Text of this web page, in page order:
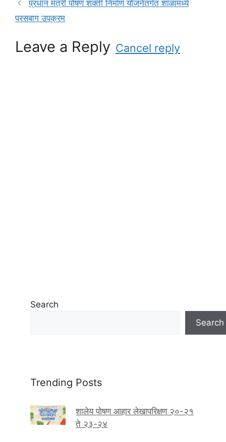
e
s
प्रधान मंत्री पोषण शक्ती निर्माण योजनेंतर्गत शाळांमध्ये
परसबाग उपक्रम
Leave a Reply Cancel reply
Search
Search
Trending Posts
शालेय पोषण आहार लेखापरिक्षण २०-२१
ते २३-२४